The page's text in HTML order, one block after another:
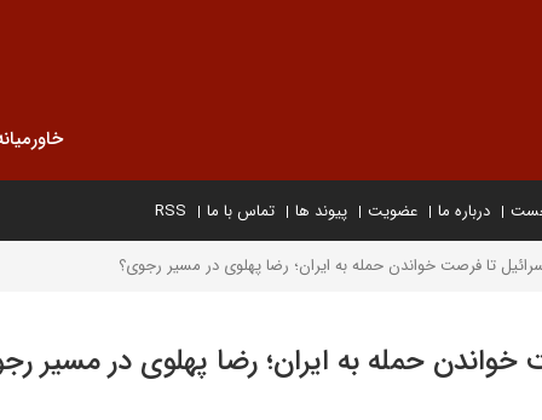
درباره ما عضویت پیوند ها تماس با ما RSS
تا فرصت خواندن حمله به ایران؛ رضا پهلوی در مسیر رجوی؟
خواندن حمله به ایران؛ رضا پهلوی در مسیر